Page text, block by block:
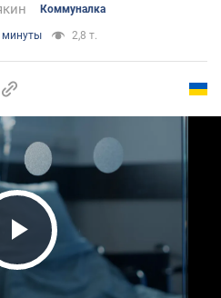
Коммуналка
минуты 2,8 т.
Video